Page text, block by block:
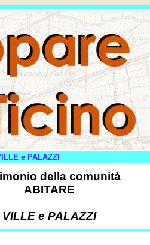
e PALAZZI
della comunità
ABITARE
VILLE e PALAZZI